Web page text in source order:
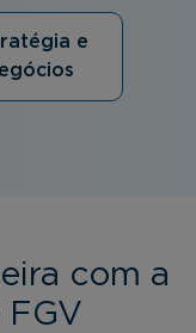
e
com a
FGV